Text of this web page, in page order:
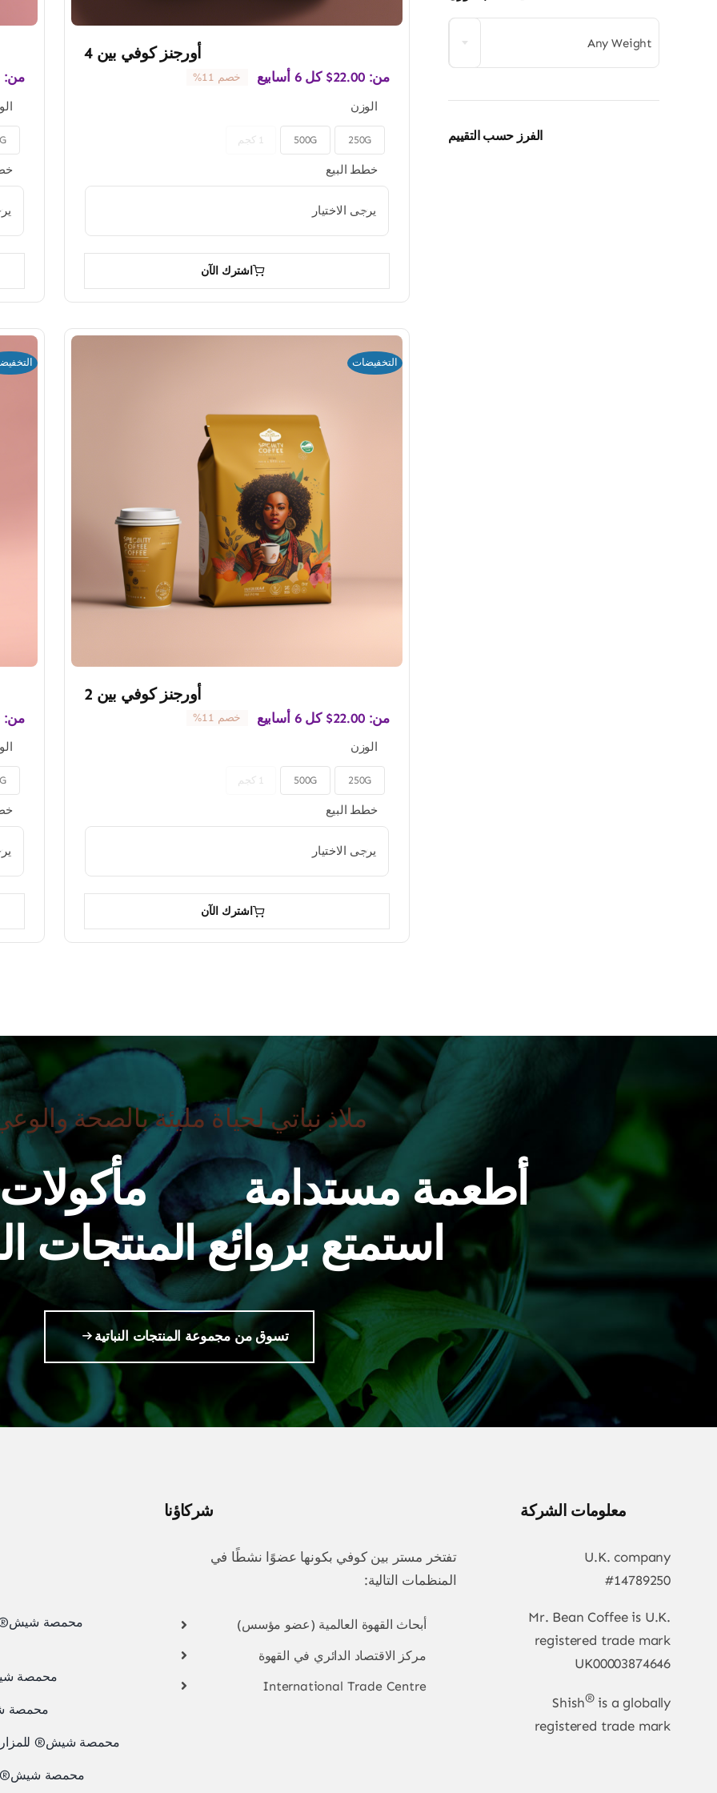
Any Weight
الفرز حسب التقييم
أورجنز كوفي بين 4
من: $22.00 كل 6 أسابيع خصم 11%
الوزن
250G
500G 1 كجم
خطط البيع

اشترك الآن
من:
التخفيضات
أورجنز كوفي بين 2
من: $22.00 كل 6 أسابيع خصم 11%
الوزن
250G
500G 1 كجم
خطط البيع

اشترك الآن
من:
ملاذ نباتي لحياة مليئة بالصحة
أطعمة مستدامة
استمتع بروائع المنتجات
تسوق من مجموعة المنتجات النباتية
معلومات الشركة
U.K. company
#14789250
Mr. Bean Coffee is U.K.
registered trade mark
UK00003874646
Shish®is a globally
registered trade mark
شركاؤنا
تفتخر مستر بين كوفي بكونها عضوًا نشطًا في
المنظمات التالية:
أبحاث القهوة العالمية (عضو مؤسس)
مركز الاقتصاد الدائري في القهوة
International Trade Centre
محمصة شيش®
محمصة
محمصة
محمصة شيش®
محمصة شيش®